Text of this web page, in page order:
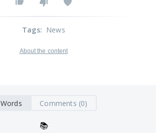
Tags: News
About the content
Words Comments (0)
📚